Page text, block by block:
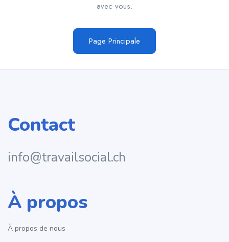
avec vous.
Page Principale
Contact
info@travailsocial.ch
À propos
À propos de nous